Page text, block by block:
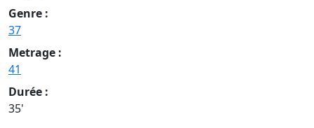
Genre :
37
Metrage :
41
Durée :
35'